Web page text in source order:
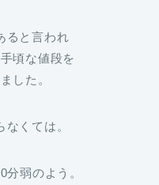
ると言われ
頃な値段を
した。
くては。
弱のよう。